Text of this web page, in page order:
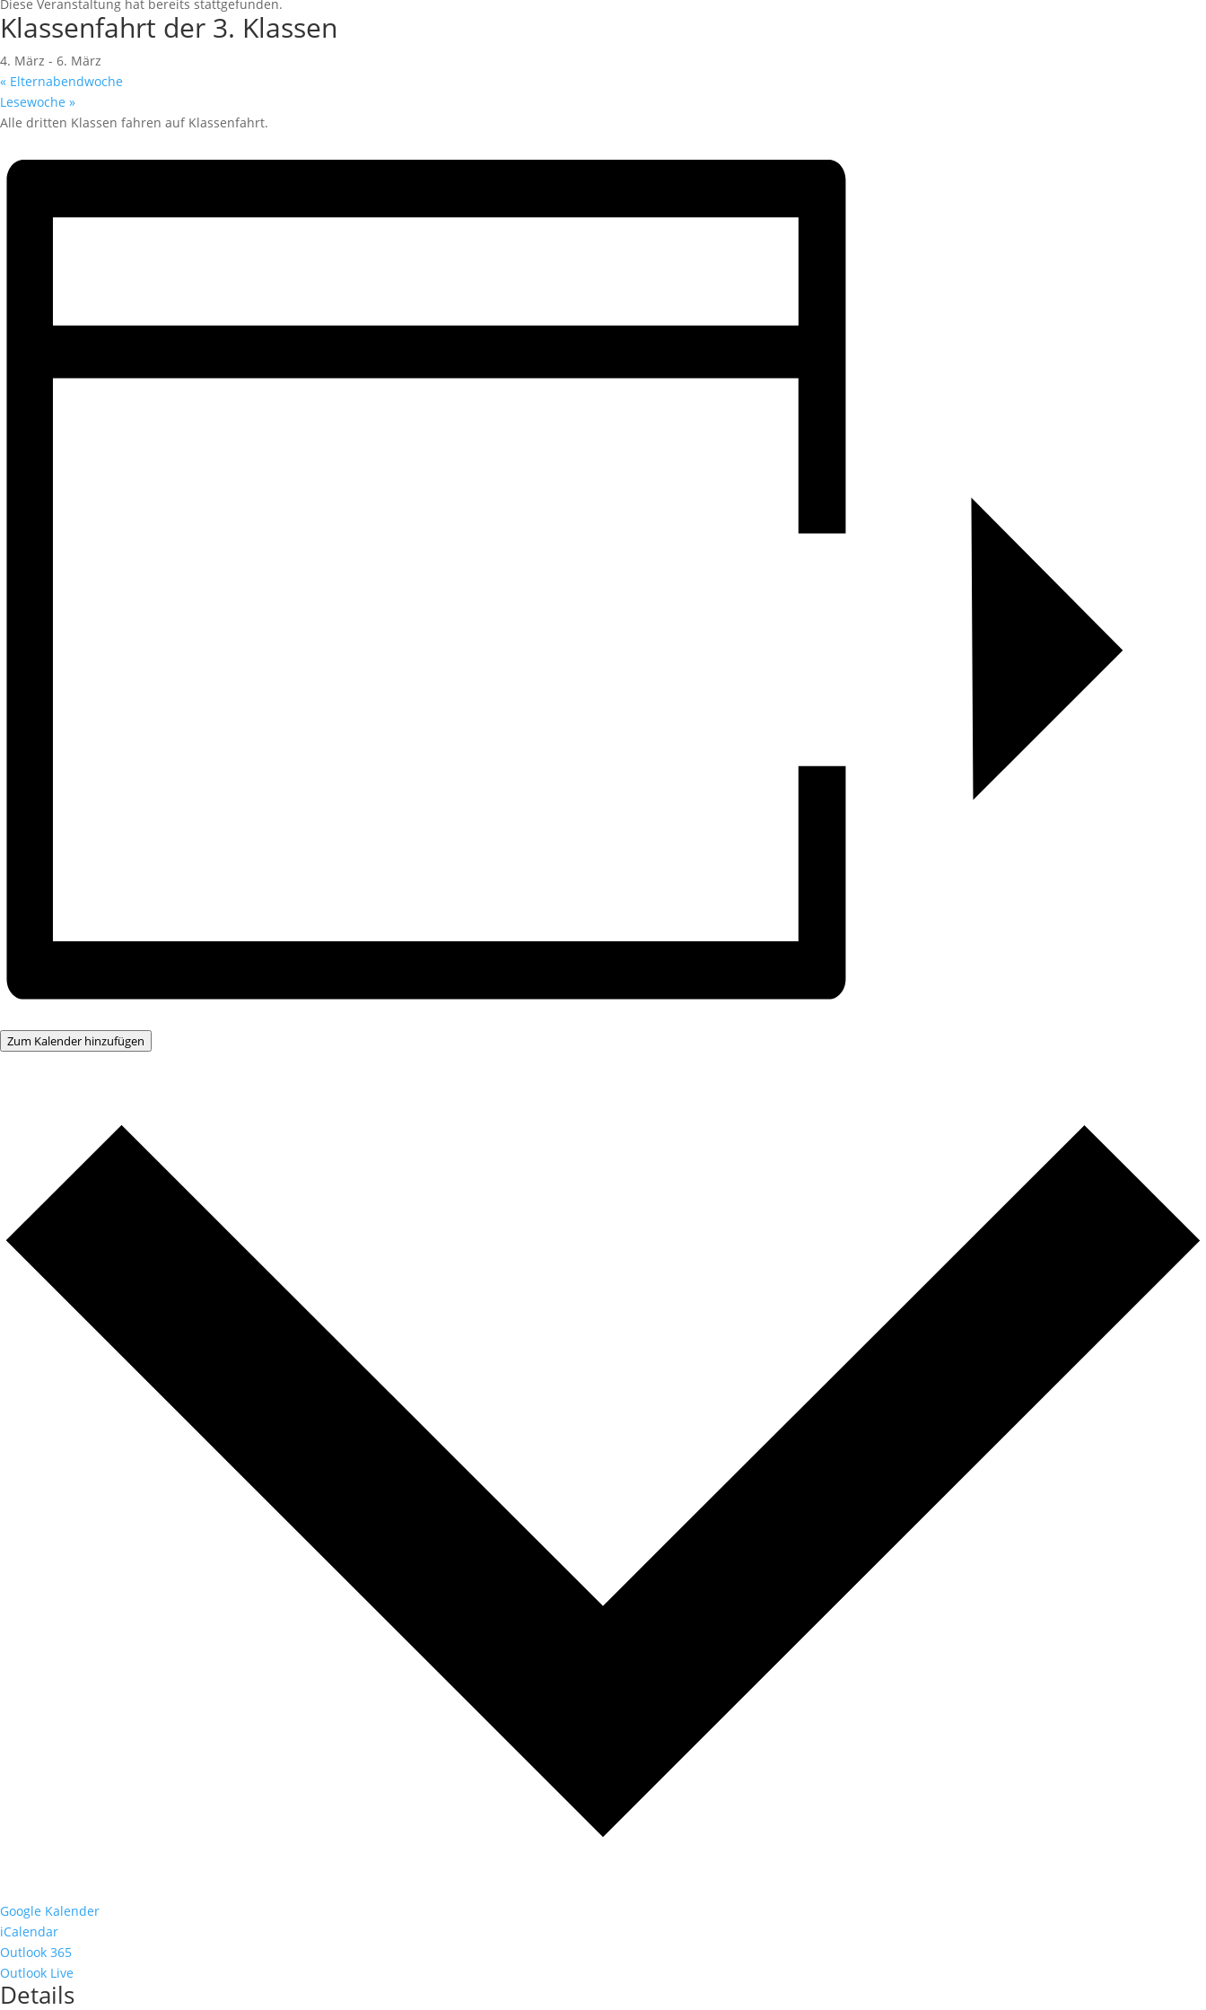
Diese Veranstaltung hat bereits stattgefunden.
Klassenfahrt der 3. Klassen
4. März - 6. März
« Elternabendwoche
Lesewoche »
Alle dritten Klassen fahren auf Klassenfahrt.
Zum Kalender hinzufügen
Google Kalender
iCalendar
Outlook 365
Outlook Live
Details